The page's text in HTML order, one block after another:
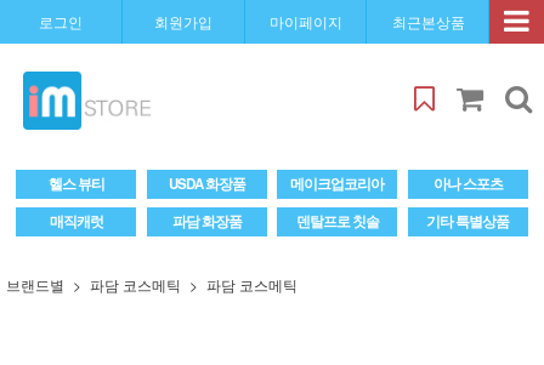
로그인 회원가입 마이페이지 최근본상품
헬스 뷰티 USDA 화장품 메이크업코리아
아나 스포츠
매직캐럿
파담 화장품 덴탈프로 칫솔 기타 특별상품
브랜드별 파담 코스메틱 파담 코스메틱